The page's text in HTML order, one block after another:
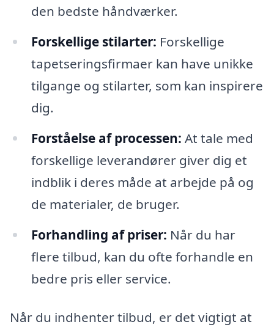
den bedste håndværker.
Forskellige stilarter: Forskellige
tapetseringsfirmaer kan have unikke
tilgange og stilarter, som kan inspirere
dig.
Forståelse af processen: At tale med
forskellige leverandører giver dig et
indblik i deres måde at arbejde på og
de materialer, de bruger.
Forhandling af priser: Når du har
flere tilbud, kan du ofte forhandle en
bedre pris eller service.
Når du indhenter tilbud, er det vigtigt at